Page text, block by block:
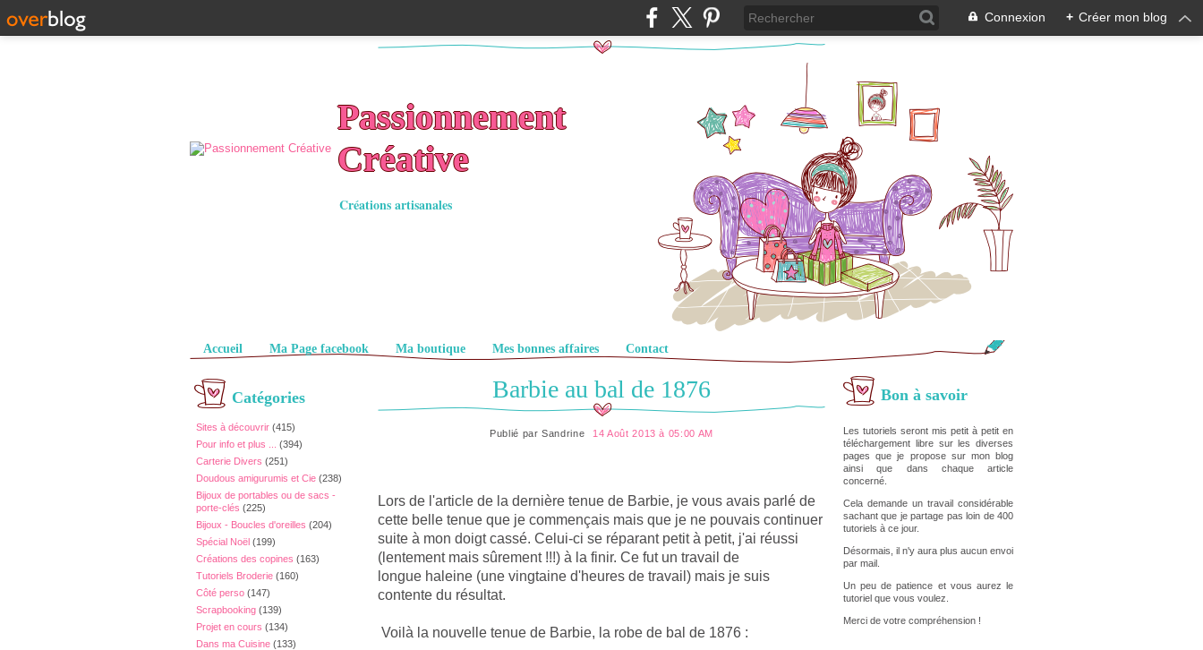
Connexion + Créer mon blog
Passionnement
Créative
Créations artisanales
Pages
Accueil Ma Page facebook Ma boutique Mes bonnes affaires Contact
Catégories
Sites à découvrir (415)
Pour info et plus ...
(394)
Carterie Divers (251)
Doudous amigurumis et Cie (238)
Bijoux de portables ou de sacs -
porte-clés (225)
Bijoux - Boucles d'oreilles (204)
Spécial Noël (199)
Créations des copines (163)
Tutoriels Broderie (160)
Côté perso (147)
Scrapbooking (139)
Projet en cours (134)
Dans ma Cuisine (133)
Bon à savoir
Les tutoriels seront mis petit à petit en
téléchargement libre sur les diverses
pages que je propose sur mon blog
ainsi que dans chaque article
concerné.
Cela demande un travail considérable
sachant que je partage pas loin de 400
tutoriels à ce jour.
Désormais, il n'y aura plus aucun envoi
par mail.
Un peu de patience et vous aurez le
tutoriel que vous voulez.
Merci de votre compréhension !
Barbie au bal de 1876
Publié parSandrine 14 Août 2013 à 05:00 AM
Lors de l'article de la dernière tenue de Barbie, je vous avais parlé de
cette belle tenue que je commençais mais que je ne pouvais continuer
suite à mon doigt cassé. Celui-ci se réparant petit à petit, j'ai réussi
(lentement mais sûrement !!!) à la finir. Ce fut un travail de
longue haleine (une vingtaine d'heures de travail) mais je suis
contente du résultat.
Voilà la nouvelle tenue de Barbie, la robe de bal de 1876 :